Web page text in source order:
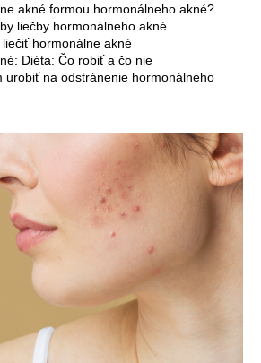
akné formou hormonálneho akné?
liečby hormonálneho akné
hormonálne akné
Diéta: Čo robiť a čo nie
urobiť na odstránenie hormonálneho